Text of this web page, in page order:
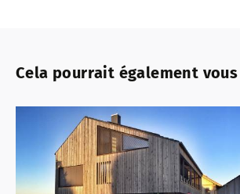
Cela pourrait également